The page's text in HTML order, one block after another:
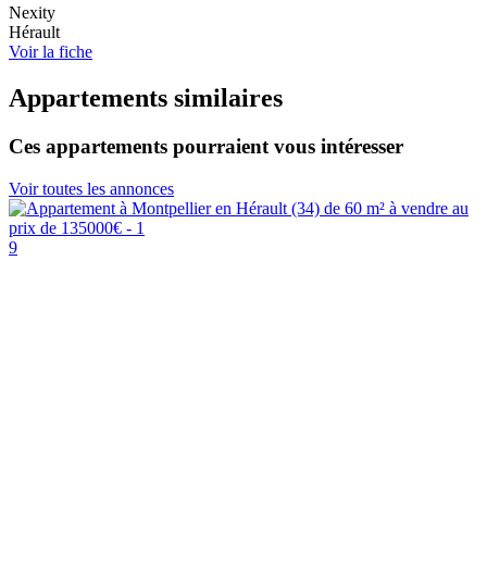
Nexity
Hérault
Voir la fiche
Appartements similaires
Ces appartements pourraient vous intéresser
Voir toutes les annonces
9